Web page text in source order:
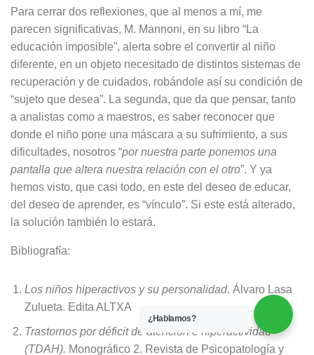
Para cerrar dos reflexiones, que al menos a mí, me
parecen significativas, M. Mannoni, en su libro “La
educación imposible”, alerta sobre el convertir al niño
diferente, en un objeto necesitado de distintos sistemas de
recuperación y de cuidados, robándole así su condición de
“sujeto que desea”. La segunda, que da que pensar, tanto
a analistas como a maestros, es saber reconocer que
donde el niño pone una máscara a su sufrimiento, a sus
dificultades, nosotros “por nuestra parte ponemos una
pantalla que altera nuestra relación con el otro”. Y ya
hemos visto, que casi todo, en este del deseo de educar,
del deseo de aprender, es “vínculo”. Si este está alterado,
la solución también lo estará.
Bibliografía:
Los niños hiperactivos y su personalidad. Álvaro Lasa
Zulueta. Edita ALTXA
Trastornos por déficit de atención e hiperactividad
(TDAH). Monográfico 2. Revista de Psicopatología y
¿Hablamos?